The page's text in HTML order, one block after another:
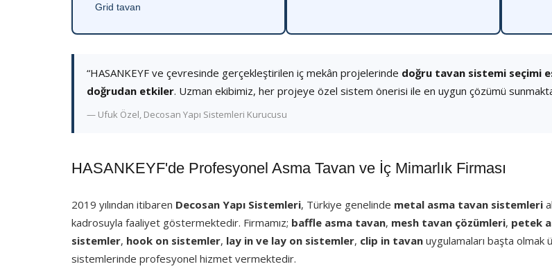
Grid tavan
“HASANKEYF ve çevresinde gerçekleştirilen iç mekân projelerinde doğru tavan sistemi seçimi
doğrudan etkiler. Uzman ekibimiz, her projeye özel sistem önerisi ile en uygun çözümü
— Ufuk Özel, Decosan Yapı Sistemleri Kurucusu
HASANKEYF'de Profesyonel Asma Tavan ve İç Mimarlık Firması
2019 yılından itibaren Decosan Yapı Sistemleri, Türkiye genelinde metal asma tavan sistemleri
kadrosuyla faaliyet göstermektedir. Firmamız; baffle asma tavan, mesh tavan çözümleri, petek
sistemler, hook on sistemler, lay in ve lay on sistemler, clip in tavan uygulamaları başta
sistemlerinde profesyonel hizmet vermektedir.